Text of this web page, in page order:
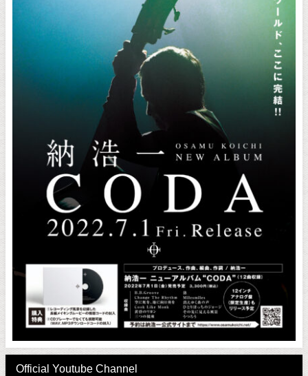
Official Youtube Channel